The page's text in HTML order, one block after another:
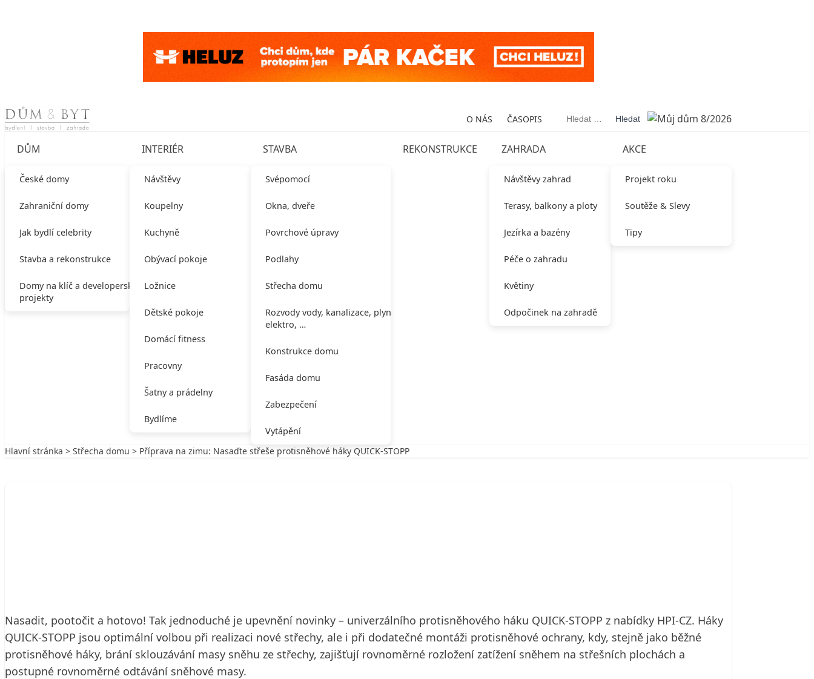
Skip to content O NÁS ČASOPIS Vyhledávání
DŮM
České domy
Zahraniční domy
Jak bydlí celebrity
Stavba a rekonstrukce
Domy na klíč a developerské
projekty
INTERIÉR
Návštěvy
Koupelny
Kuchyně
Obývací pokoje
Ložnice
Dětské pokoje
Domácí fitness
Pracovny
Šatny a prádelny
Bydlíme
STAVBA
Svépomocí
Okna, dveře
Povrchové úpravy
Podlahy
Střecha domu
Rozvody vody, kanalizace, plynu,
elektro, …
Konstrukce domu
Fasáda domu
Zabezpečení
Vytápění
REKONSTRUKCE ZAHRADA
Návštěvy zahrad
Terasy, balkony a ploty
Jezírka a bazény
Péče o zahradu
Květiny
Odpočinek na zahradě
AKCE
Projekt roku
Soutěže & Slevy
Tipy
Hlavní stránka > Střecha domu > Příprava na zimu: Nasaďte střeše protisněhové háky QUICK-STOPP
Nasadit, pootočit a hotovo! Tak jednoduché je upevnění novinky – univerzálního protisněhového háku QUICK-STOPP z nabídky HPI-CZ. Háky
QUICK-STOPP jsou optimální volbou při realizaci nové střechy, ale i při dodatečné montáži protisněhové ochrany, kdy, stejně jako běžné
protisněhové háky, brání sklouzávání masy sněhu ze střechy, zajišťují rovnoměrné rozložení zatížení sněhem na střešních plochách a
postupné rovnoměrné odtávání sněhové masy.